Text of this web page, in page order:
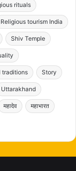
rituals
Religious tourism India
Shiv Temple
traditions Story
Uttarakhand
महादेव महाभारत